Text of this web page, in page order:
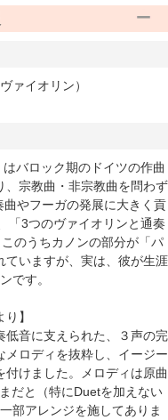
ァイオリン）
バロック期のドイツの作曲
、宗教曲・非宗教曲を問わず
やフーガの発展に大きく貢
「3つのヴァイオリンと通奏
のうちカノンの部分が「パ
ていますが、実は、彼が生涯
です。
】
音に支えられた、３声の完
ロディを抜粋し、イージー
付けました。メロディは原曲
だと（特にDuetを加えない
部アレンジを施してありま